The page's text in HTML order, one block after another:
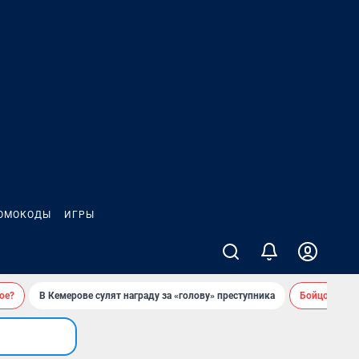
ИГРЫ
В Кемерове сулят награду за «голову» преступника Бойцовский